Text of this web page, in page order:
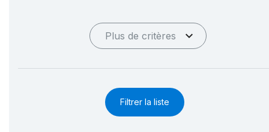
Plus de critères
Filtrer la liste